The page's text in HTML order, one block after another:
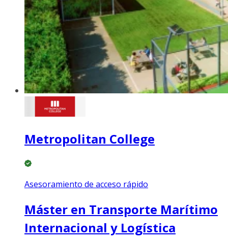
Metropolitan College
Asesoramiento de acceso rápido
Máster en Transporte Marítimo
Internacional y Logística